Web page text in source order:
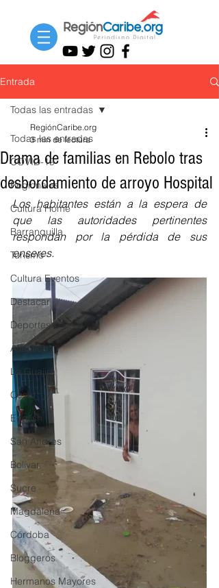
Entrada
Todas las entradas
COVID-19
Regionales
Cultura Home
Barranquilla
Turismo
Cultura Eventos
Destacar
Deportes
Atlántico
La Guajira
Cesar
English
San Andres
Bolívar
Sucre
Magdalena
Córdoba
Bloggeros
Hermanos Mayores
Todas las entradas
Drama de familias en Rebolo tras
desbordamiento de arroyo Hospital
RegiónCaribe.org
3 min de lectura
Los habitantes están a la espera de
que las autoridades pertinentes
respondan por la pérdida de sus
enseres.